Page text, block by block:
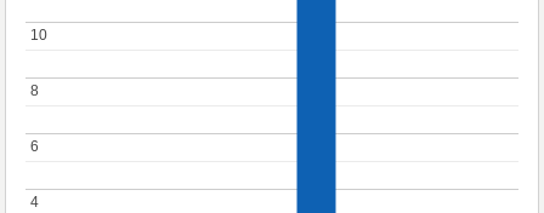
4
4
6
6
8
8
10
10